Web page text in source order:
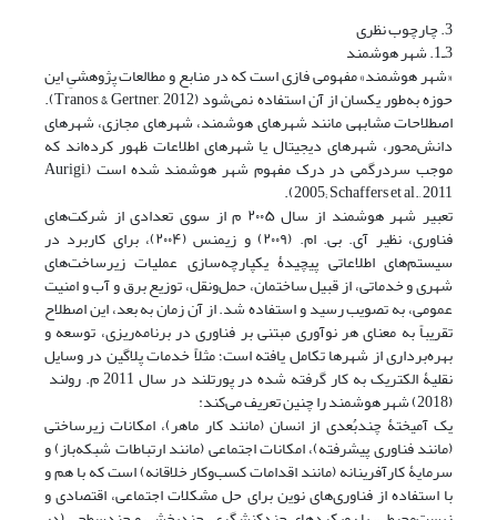
3. چارچوب نظری
3ـ1. شهر هوشمند
«شهر هوشمند» مفهومی فازی است که در منابع و مطالعات پژوهشیِ این
حوزه به‌طور یکسان از آن استفاده نمی‌شود (Tranos & Gertner, 2012).
اصطلاحات مشابهی مانند شهرهای هوشمند، شهرهای مجازی، شهرهای
دانش‌محور، شهرهای دیجیتال یا شهرهای اطلاعات ظهور کرده‌اند که
موجب سردرگمی در درک مفهوم شهر هوشمند شده است (Aurigi,
2005; Schaffers et al., 2011).
تعبیر شهر هوشمند از سال ۲۰۰۵ م از سوی تعدادی از شرکت‌های
فناوری، نظیر آی. بی. ام. (۲۰۰۹) و زیمنس (۲۰۰۴)، برای کاربرد در
سیستم‌های اطلاعاتی پیچیدۀ یکپارچه‌سازی عملیات زیرساخت‌های
شهری و خدماتی، از قبیل ساختمان، حمل‌ونقل، توزیع برق و آب و امنیت
عمومی، به تصویب رسید و استفاده شد. از آن زمان به بعد، این اصطلاح
تقریباً به معنای هر نوآوری مبتنی بر فناوری در برنامه‌ریزی، توسعه و
بهره‌برداری از شهرها تکامل یافته است؛ مثلاً خدمات پلاگین در وسایل
نقلیۀ الکتریک به کار گرفته شده در پورتلند در سال 2011 م. رولند
(2018) شهر هوشمند را چنین تعریف می‌کند:
یک آمیختۀ چندبُعدی از انسان (مانند کار ماهر)، امکانات زیرساختی
(مانند فناوری پیشرفته)، امکانات اجتماعی (مانند ارتباطات شبکه‌باز) و
سرمایۀ کارآفرینانه (مانند اقدامات کسب‌وکار خلاقانه) است که با هم و
با استفاده از فناوری‌های نوین برای حل مشکلات اجتماعی، اقتصادی و